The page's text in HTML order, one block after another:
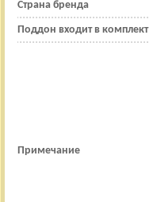
Страна бренда
Поддон входит в комплект
Примечание